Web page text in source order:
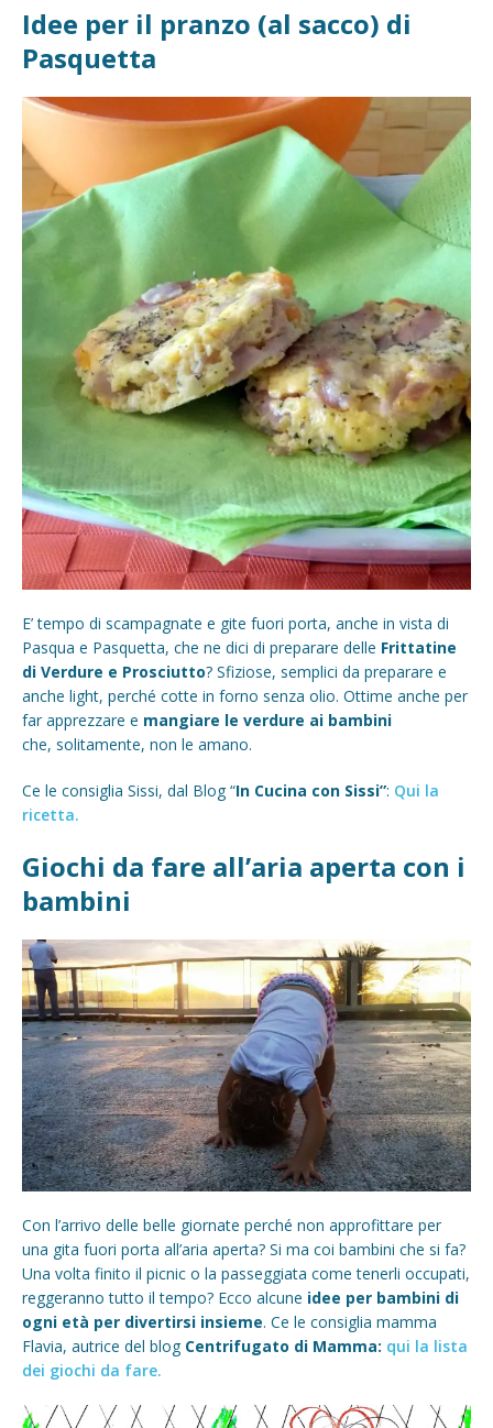
Idee per il pranzo (al sacco) di
Pasquetta
E’ tempo di scampagnate e gite fuori porta, anche in vista di
Pasqua e Pasquetta, che ne dici di preparare delle Frittatine
di Verdure e Prosciutto? Sfiziose, semplici da preparare e
anche light, perché cotte in forno senza olio. Ottime anche per
far apprezzare e mangiare le verdure ai bambini
che, solitamente, non le amano.
Ce le consiglia Sissi, dal Blog “In Cucina con Sissi”: Qui la
ricetta.
Giochi da fare all’aria aperta con i
bambini
Con l’arrivo delle belle giornate perché non approfittare per
una gita fuori porta all’aria aperta? Si ma coi bambini che si fa?
Una volta finito il picnic o la passeggiata come tenerli occupati,
reggeranno tutto il tempo? Ecco alcune idee per bambini di
ogni età per divertirsi insieme. Ce le consiglia mamma
Flavia, autrice del blog Centrifugato di Mamma: qui la lista
dei giochi da fare.